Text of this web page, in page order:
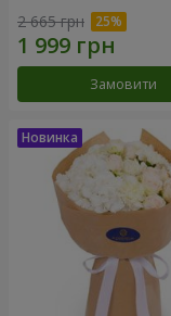
2 665 грн
Замовити